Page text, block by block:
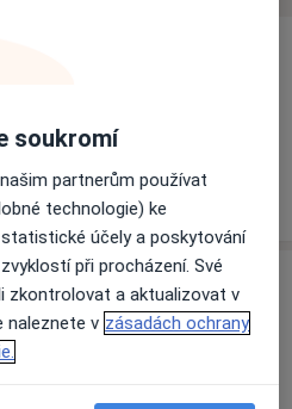
žádné informace o
Nové Město
Praha
soukromí
partnerům používat
technologie) ke
účely a poskytování
při procházení. Své
zkontrolovat a aktualizovat v
naleznete v zásadách ochrany